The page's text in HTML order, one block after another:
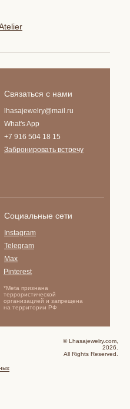
© Lhasajewelry.com,
2026.
All Rights Reserved.
*Meta признана
террористической
организацией и запрещена
на территории РФ
lhasajewelry@mail.ru
Связаться с нами
What's App
+7 916 504 18 15
Забронировать встречу
Instagram
Социальные сети
Telegram
Max
Pinterest